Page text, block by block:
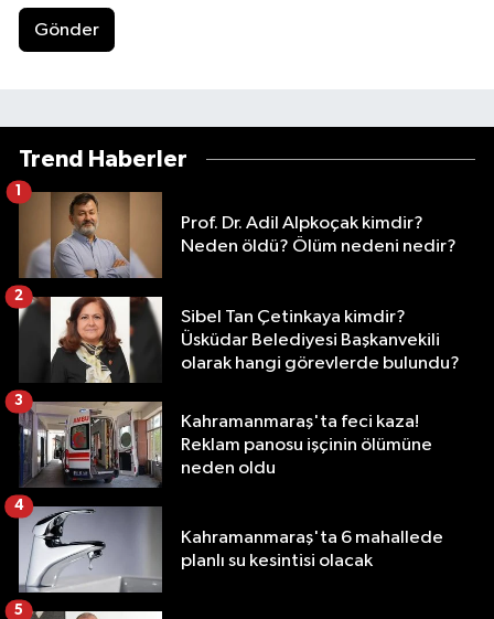
Gönder
Trend Haberler
Prof. Dr. Adil Alpkoçak kimdir?
Neden öldü? Ölüm nedeni nedir?
1
Sibel Tan Çetinkaya kimdir?
Üsküdar Belediyesi Başkanvekili
olarak hangi görevlerde bulundu?
2
Kahramanmaraş'ta feci kaza!
Reklam panosu işçinin ölümüne
neden oldu
3
Kahramanmaraş'ta 6 mahallede
planlı su kesintisi olacak
4
5